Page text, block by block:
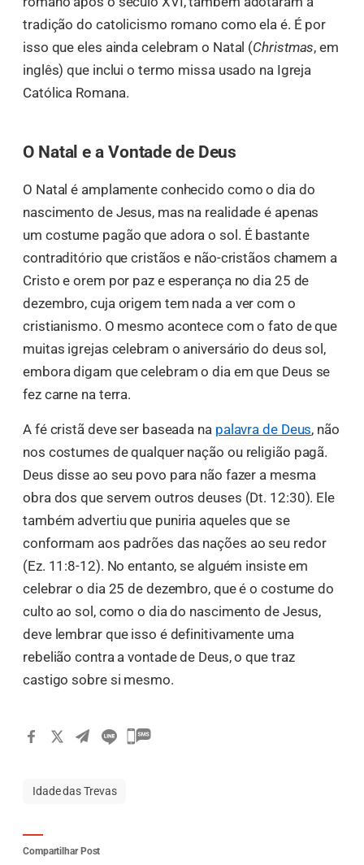
tradição do catolicismo romano como ela é. É por
isso que eles ainda celebram o Natal (Christmas, em
inglês) que inclui o termo missa usado na Igreja
Católica Romana.
O Natal e a Vontade de Deus
O Natal é amplamente conhecido como o dia do
nascimento de Jesus, mas na realidade é apenas
um costume pagão que adora o sol. É bastante
contraditório que cristãos e não-cristãos chamem a
Cristo e orem por paz e esperança no dia 25 de
dezembro, cuja origem tem nada a ver com o
cristianismo. O mesmo acontece com o fato de que
muitas igrejas celebram o aniversário do deus sol,
embora digam que celebram o dia em que Deus se
fez carne na terra.
A fé cristã deve ser baseada na palavra de Deus, não
nos costumes de qualquer nação ou religião pagã.
Deus disse ao seu povo para não fazer a mesma
obra dos que servem outros deuses (Dt. 12:30). Ele
também advertiu que puniria aqueles que se
conformam aos padrões das nações ao seu redor
(Ez. 11:8-12). No entanto, se alguém insiste em
celebrar o dia 25 de dezembro, que é o costume do
culto ao sol, como o dia do nascimento de Jesus,
deve lembrar que isso é definitivamente uma
rebelião contra a vontade de Deus, o que traz
castigo sobre si mesmo.
Idade das Trevas
Compartilhar Post